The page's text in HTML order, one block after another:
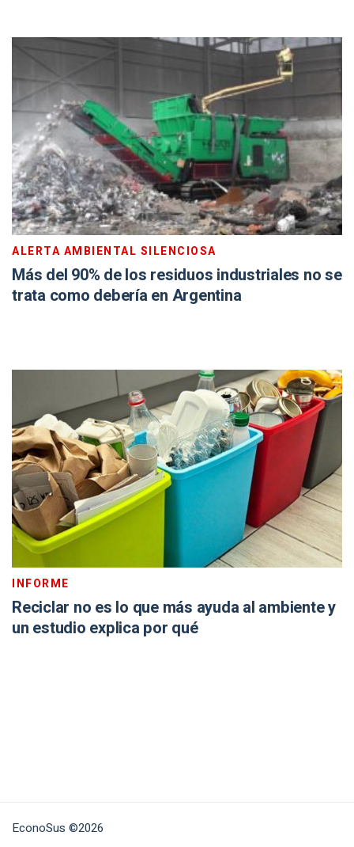
ALERTA AMBIENTAL SILENCIOSA
Más del 90% de los residuos industriales no se
trata como debería en Argentina
INFORME
Reciclar no es lo que más ayuda al ambiente y
un estudio explica por qué
EconoSus ©2026